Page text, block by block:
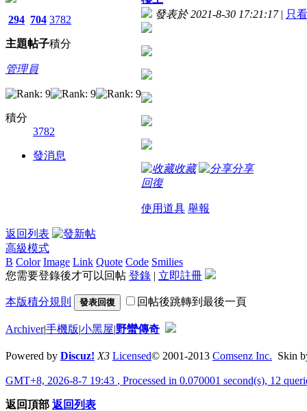
294
主題
704
帖子
3782
積分
管理員
積分
3782
發消息
發表於 2021-8-30 17:21:17 | 只
收藏
分享
回復
使用道具 舉報
返回列表
高級模式
B Color Image Link Quote Code Smilies
您需要登錄後才可以回帖 登錄 | 立即註冊
本版積分規則 發表回復 回帖後跳轉到最後一頁
Archiver|手機版|小黑屋|野蠻傳奇
Powered by Discuz! X3 Licensed© 2001-2013 Comsenz Inc. Skin
GMT+8, 2026-8-7 19:43 , Processed in 0.070001 second(s), 12
返回頂部 返回列表